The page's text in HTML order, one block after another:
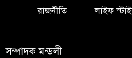
রাজনীতি
লাইফ
সম্পাদক মন্ডলী